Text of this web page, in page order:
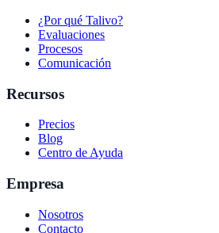
¿Por qué Talivo?
Evaluaciones
Procesos
Comunicación
Recursos
Precios
Blog
Centro de Ayuda
Empresa
Nosotros
Contacto